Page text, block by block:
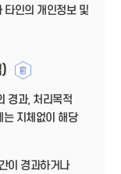
인의 개인정보 및
경과, 처리목적
지체없이 해당
이 경과하거나